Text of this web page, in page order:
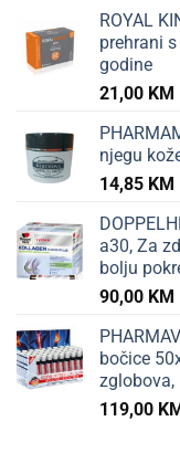
ROYAL
prehrani
godine
21,00 KM
njegu
14,85 KM
a30, Za
bolju
90,00 KM
bočice
zglobova,
119,00 KM